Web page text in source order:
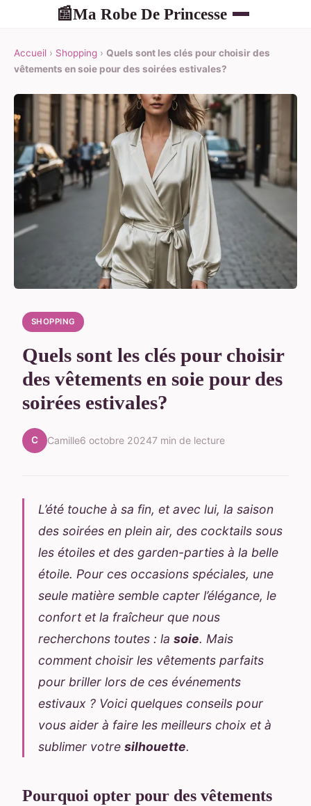
📰Ma Robe De Princesse
Accueil › Shopping › Quels sont les clés pour choisir des
vêtements en soie pour des soirées estivales?
SHOPPING
Quels sont les clés pour choisir
des vêtements en soie pour des
soirées estivales?
C Camille6 octobre 20247 min de lecture
L’été touche à sa fin, et avec lui, la saison
des soirées en plein air, des cocktails sous
les étoiles et des garden-parties à la belle
étoile. Pour ces occasions spéciales, une
seule matière semble capter l’élégance, le
confort et la fraîcheur que nous
recherchons toutes : la soie. Mais
comment choisir les vêtements parfaits
pour briller lors de ces événements
estivaux ? Voici quelques conseils pour
vous aider à faire les meilleurs choix et à
sublimer votre silhouette.
Pourquoi opter pour des vêtements